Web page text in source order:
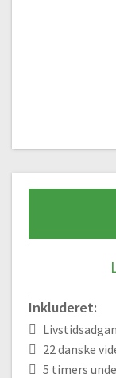
Inkluderet:
22 danske
5 timers
Introduktion
#1 Introduktion til
Gratis video
#2 RAW editor i
Lys, farver og
#3 Curves tool | Del 1